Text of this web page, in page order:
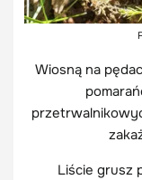
Wiosną na
Liście grusz